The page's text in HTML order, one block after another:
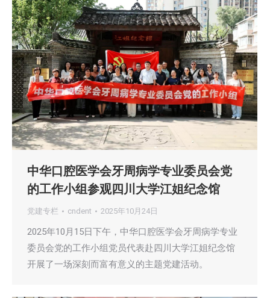
中华口腔医学会牙周病学专业委员会党
的工作小组参观四川大学江姐纪念馆
党建专栏 cndent 2025年10月24日
2025年10月15日下午，中华口腔医学会牙周病学专业
委员会党的工作小组党员代表赴四川大学江姐纪念馆
开展了一场深刻而富有意义的主题党建活动。